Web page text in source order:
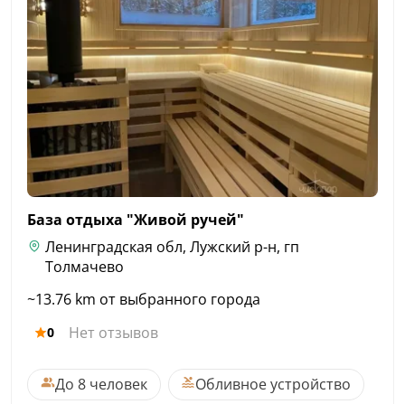
База отдыха "Живой ручей"
Ленинградская обл, Лужский р-н, гп
Толмачево
~13.76 km от выбранного города
0 Нет отзывов
До 8 человек Обливное устройство